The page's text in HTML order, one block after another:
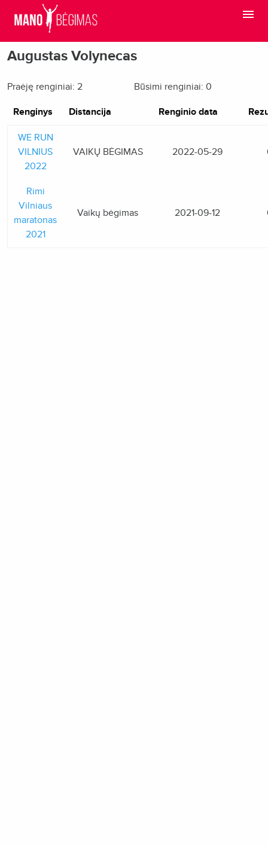
Augustas Volynecas
Praėję renginiai: 2 Būsimi renginiai: 0
Renginys Distancija Renginio data
WE RUN
VILNIUS
2022
VAIKŲ BĖGIMAS 2022-05-29
Rimi
Vilniaus
maratonas
2021
Vaikų bėgimas 2021-09-12